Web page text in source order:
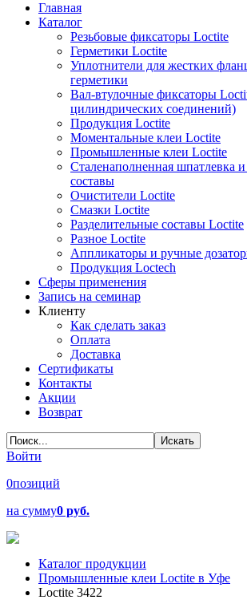
Главная
Каталог
Резьбовые фиксаторы Loctite
Герметики Loctite
Уплотнители для жестких
герметики
Вал-втулочные фиксаторы
цилиндрических соединений)
Продукция Loctite
Моментальные клеи Loctite
Промышленные клеи Loctite
Сталенаполненная шпатлевка
составы
Очистители Loctite
Смазки Loctite
Разделительные составы Loctite
Разное Loctite
Аппликаторы и ручные
Продукция Loctech
Сферы применения
Запись на семинар
Клиенту
Как сделать заказ
Оплата
Доставка
Сертификаты
Контакты
Акции
Возврат
Войти
0позиций
на сумму0 руб.
Каталог продукции
Промышленные клеи Loctite в Уфе
Loctite 3422